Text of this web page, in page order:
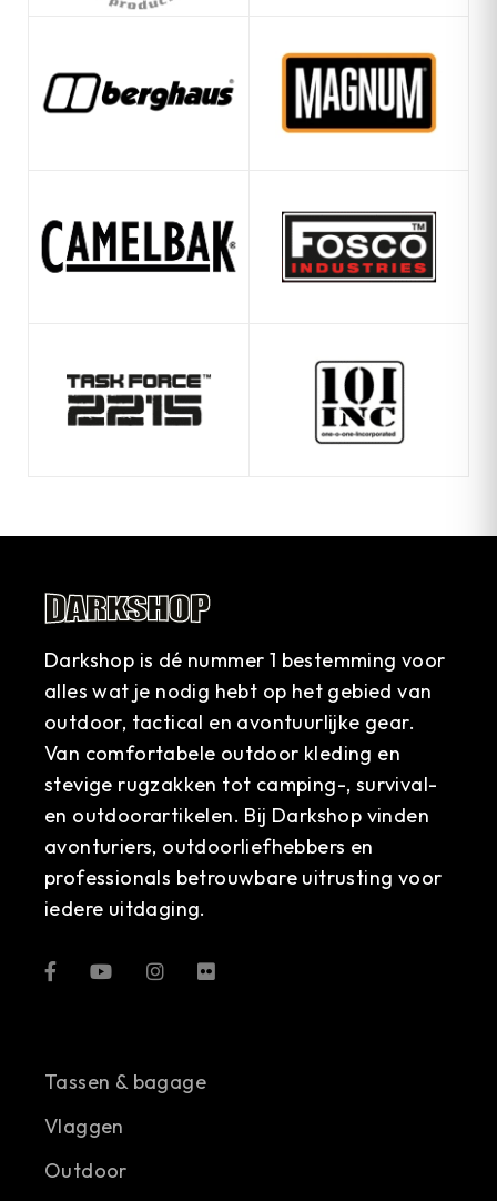
Darkshop is dé nummer 1 bestemming voor
alles wat je nodig hebt op het gebied van
outdoor, tactical en avontuurlijke gear.
Van comfortabele outdoor kleding en
stevige rugzakken tot camping-, survival-
en outdoorartikelen. Bij Darkshop vinden
avonturiers, outdoorliefhebbers en
professionals betrouwbare uitrusting voor
iedere uitdaging.
Tassen & bagage
Vlaggen
Outdoor